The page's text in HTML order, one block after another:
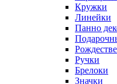
Кружки
Линейки
Панно
Ручки
Брелоки
Значки